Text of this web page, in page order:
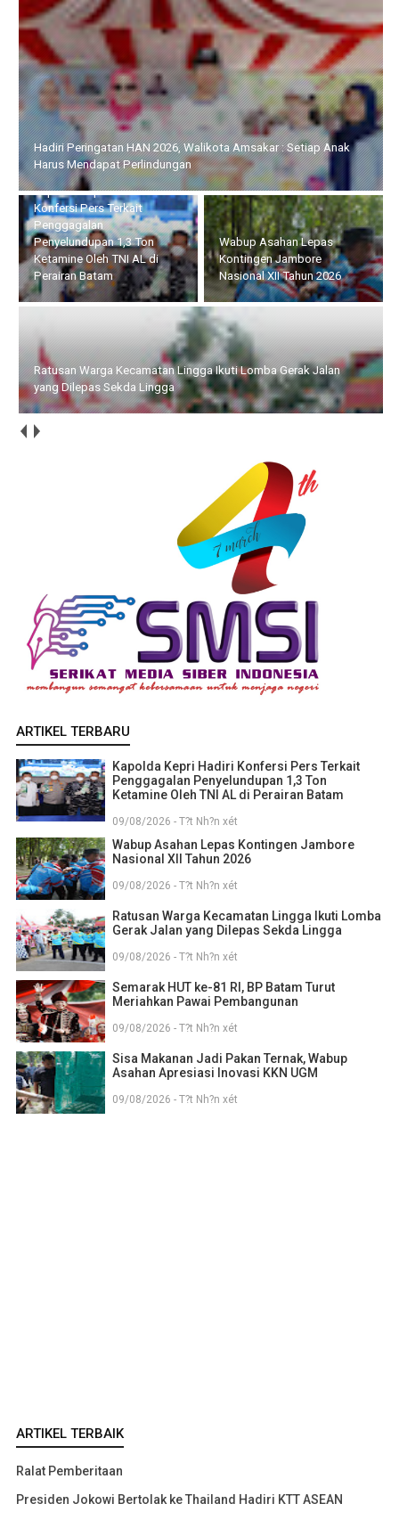
Kapolda Kepri Hadiri Konfersi Pers Terkait Penggagalan
Penyelundupan 1,3 Ton Ketamine Oleh TNI AL di Perairan Batam
Wabup Asahan Lepas
Kontingen Jambore
Nasional XII Tahun 2026
Ratusan Warga Kecamatan
Lingga Ikuti Lomba Gerak
Jalan yang Dilepas Sekda
Lingga
Semarak HUT ke-81 RI, BP Batam Turut Meriahkan Pawai
Pembangunan
ARTIKEL TERBARU
Kapolda Kepri Hadiri Konfersi Pers Terkait
Penggagalan Penyelundupan 1,3 Ton
Ketamine Oleh TNI AL di Perairan Batam
09/08/2026 - T?t Nh?n xét
Wabup Asahan Lepas Kontingen Jambore
Nasional XII Tahun 2026
09/08/2026 - T?t Nh?n xét
Ratusan Warga Kecamatan Lingga Ikuti Lomba
Gerak Jalan yang Dilepas Sekda Lingga
09/08/2026 - T?t Nh?n xét
Semarak HUT ke-81 RI, BP Batam Turut
Meriahkan Pawai Pembangunan
09/08/2026 - T?t Nh?n xét
Sisa Makanan Jadi Pakan Ternak, Wabup
Asahan Apresiasi Inovasi KKN UGM
09/08/2026 - T?t Nh?n xét
ARTIKEL TERBAIK
Ralat Pemberitaan
Presiden Jokowi Bertolak ke Thailand Hadiri KTT ASEAN